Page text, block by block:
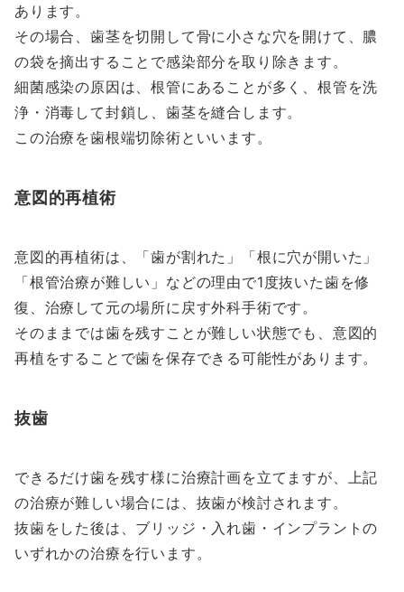
あります。
その場合、歯茎を切開して骨に小さな穴を開けて、膿
の袋を摘出することで感染部分を取り除きます。
細菌感染の原因は、根管にあることが多く、根管を洗
浄・消毒して封鎖し、歯茎を縫合します。
この治療を歯根端切除術といいます。
意図的再植術
意図的再植術は、「歯が割れた」「根に穴が開いた」
「根管治療が難しい」などの理由で1度抜いた歯を修
復、治療して元の場所に戻す外科手術です。
そのままでは歯を残すことが難しい状態でも、意図的
再植をすることで歯を保存できる可能性があります。
抜歯
できるだけ歯を残す様に治療計画を立てますが、上記
の治療が難しい場合には、抜歯が検討されます。
抜歯をした後は、ブリッジ・入れ歯・インプラントの
いずれかの治療を行います。